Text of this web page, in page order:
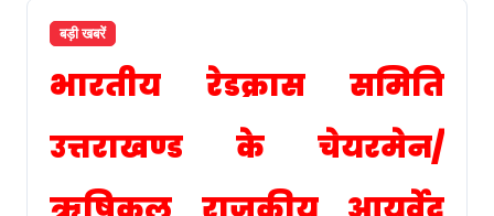
बड़ी खबरें
भारतीय रेडक्रास समिति
उत्तराखण्ड के चेयरमेन/